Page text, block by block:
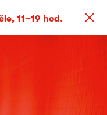
11–19 hod.